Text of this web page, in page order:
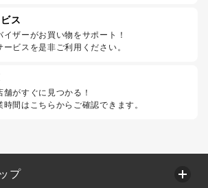
ス
イザーがお買い物をサポート！
ービスを是非ご利用ください。
舗がすぐに見つかる！
時間はこちらからご確認できます。
プ